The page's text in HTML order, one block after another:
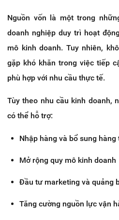
Nguồn vốn là một trong
doanh nghiệp duy trì hoạt
mô kinh doanh. Tuy nhiên,
gặp khó khăn trong việc tiếp
phù hợp với nhu cầu thực tế.
Tùy theo nhu cầu kinh doanh,
có thể hỗ trợ:
Nhập hàng và bổ sung hàng
Mở rộng quy mô kinh doanh
Đầu tư marketing và quảng
Tăng cường nguồn lực vận